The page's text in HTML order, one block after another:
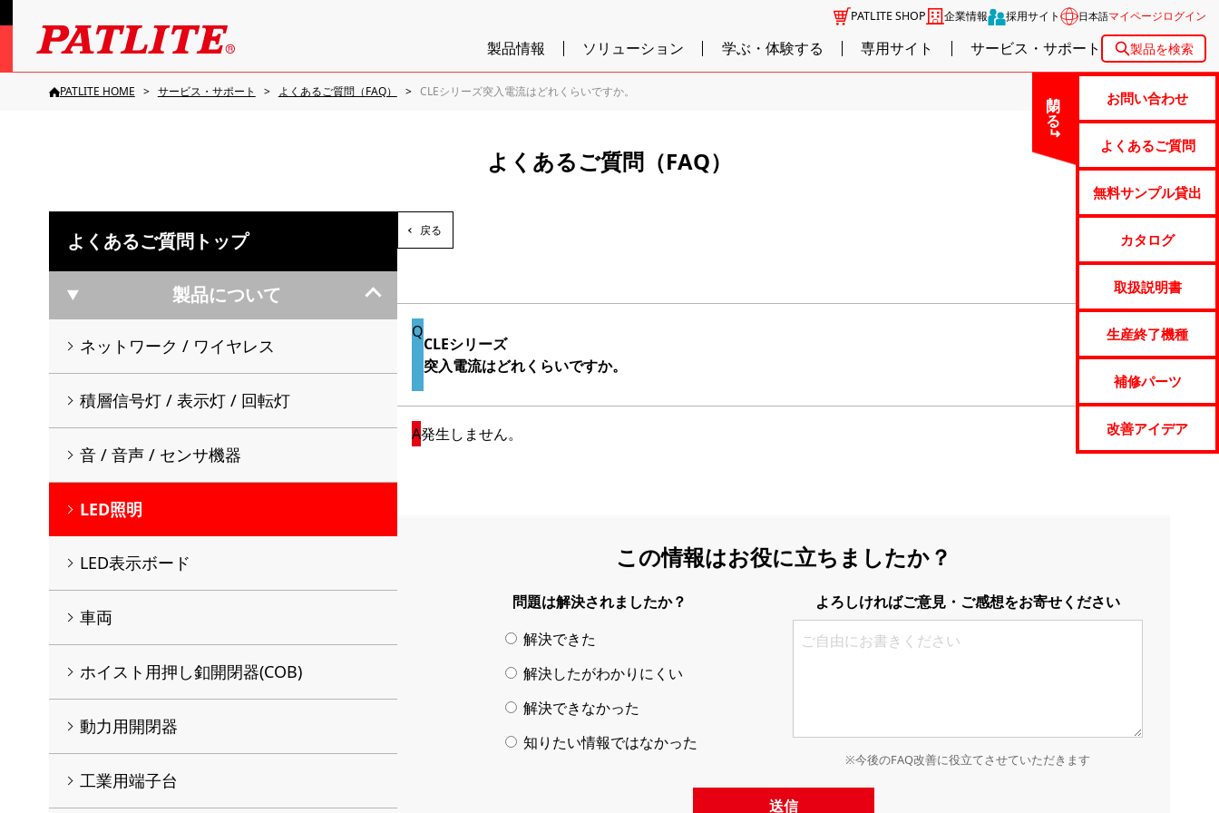
PATLITE SHOP 企業情報 採用サイト 日本語マイページログイン
製品情報 ソリューション 学ぶ・体験する 専用サイト サービス・サポート 製品を検索
閉じる お問い合わせ
よくあるご質問
無料サンプル貸出
カタログ
取扱説明書
生産終了機種
補修パーツ
改善アイデア
PATLITE HOME サービス・サポート よくあるご質問（FAQ） CLEシリーズ突入電流はどれくらいですか。
よくあるご質問（FAQ）
戻る
CLEシリーズ
突入電流はどれくらいですか。
発生しません。
この情報はお役に立ちましたか？
問題は解決されましたか？
解決できた
解決したがわかりにくい
解決できなかった
知りたい情報ではなかった
よろしければご意見・ご感想をお寄せください
※今後のFAQ改善に役立てさせていただきます
送信
よくあるご質問トップ
製品について
ネットワーク / ワイヤレス
積層信号灯 / 表示灯 / 回転灯
音 / 音声 / センサ機器
LED照明
LED表示ボード
車両
ホイスト用押し釦開閉器(COB)
動力用開閉器
工業用端子台